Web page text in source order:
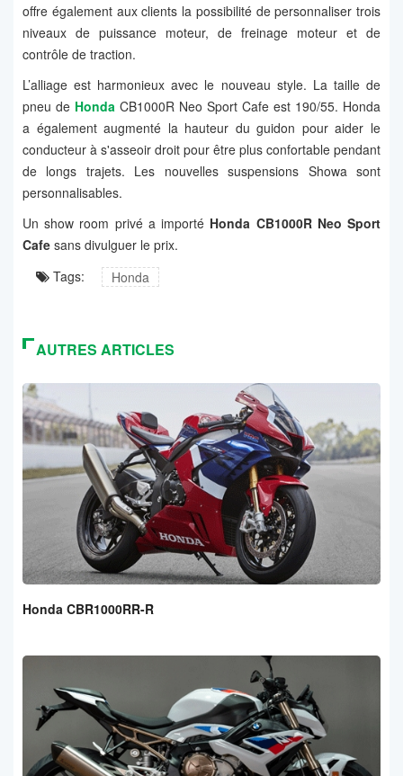
offre également aux clients la possibilité de personnaliser trois
niveaux de puissance moteur, de freinage moteur et de
contrôle de traction.
L’alliage est harmonieux avec le nouveau style. La taille de
pneu de Honda CB1000R Neo Sport Cafe est 190/55. Honda
a également augmenté la hauteur du guidon pour aider le
conducteur à s'asseoir droit pour être plus confortable pendant
de longs trajets. Les nouvelles suspensions Showa sont
personnalisables.
Un show room privé a importé Honda CB1000R Neo Sport
Cafe sans divulguer le prix.
Tags:
Honda
AUTRES ARTICLES
Honda CBR1000RR-R